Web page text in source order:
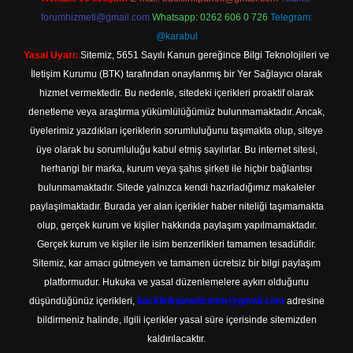
forumhizmeti@gmail.com Whatsapp: 0262 606 0 726 Telegram:
@karabul
Yasal Uyarı: Sitemiz, 5651 Sayılı Kanun gereğince Bilgi Teknolojileri ve
İletişim Kurumu (BTK) tarafından onaylanmış bir Yer Sağlayıcı olarak
hizmet vermektedir. Bu nedenle, sitedeki içerikleri proaktif olarak
denetleme veya araştırma yükümlülüğümüz bulunmamaktadır. Ancak,
üyelerimiz yazdıkları içeriklerin sorumluluğunu taşımakta olup, siteye
üye olarak bu sorumluluğu kabul etmiş sayılırlar. Bu internet sitesi,
herhangi bir marka, kurum veya şahıs şirketi ile hiçbir bağlantısı
bulunmamaktadır. Sitede yalnızca kendi hazırladığımız makaleler
paylaşılmaktadır. Burada yer alan içerikler haber niteliği taşımamakta
olup, gerçek kurum ve kişiler hakkında paylaşım yapılmamaktadır.
Gerçek kurum ve kişiler ile isim benzerlikleri tamamen tesadüfidir.
Sitemiz, kar amacı gütmeyen ve tamamen ücretsiz bir bilgi paylaşım
platformudur. Hukuka ve yasal düzenlemelere aykırı olduğunu
düşündüğünüz içerikleri, backlinkpanelicomtr@gmail.com adresine
bildirmeniz halinde, ilgili içerikler yasal süre içerisinde sitemizden
kaldırılacaktır.